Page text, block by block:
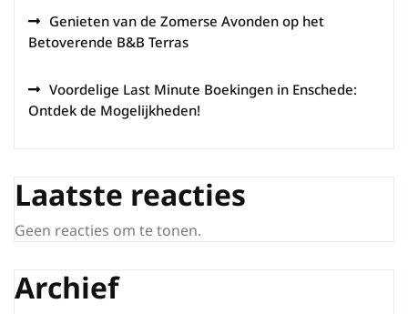
Genieten van de Zomerse Avonden op het
Betoverende B&B Terras
Voordelige Last Minute Boekingen in Enschede:
Ontdek de Mogelijkheden!
Laatste reacties
Geen reacties om te tonen.
Archief